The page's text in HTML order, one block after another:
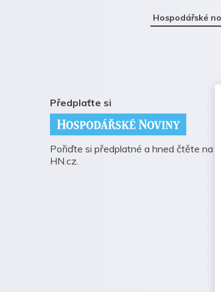
Hospodářské
Předplaťte si
Pořiďte si předplatné a hned čtěte na
HN.cz.